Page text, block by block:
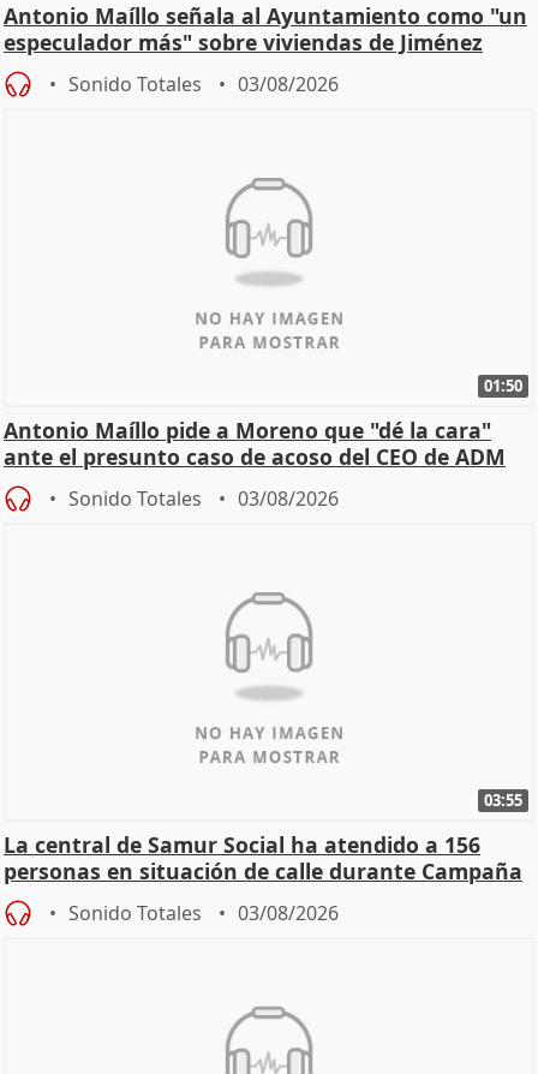
Antonio Maíllo señala al Ayuntamiento como "un
especulador más" sobre viviendas de Jiménez
Becerril
Sonido Totales 03/08/2026
01:50
Antonio Maíllo pide a Moreno que "dé la cara"
ante el presunto caso de acoso del CEO de ADM
Sonido Totales 03/08/2026
03:55
La central de Samur Social ha atendido a 156
personas en situación de calle durante Campaña
de Calor
Sonido Totales 03/08/2026